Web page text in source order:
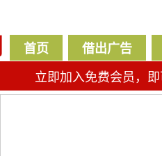
首页 借出广告
立即加入免费会员，